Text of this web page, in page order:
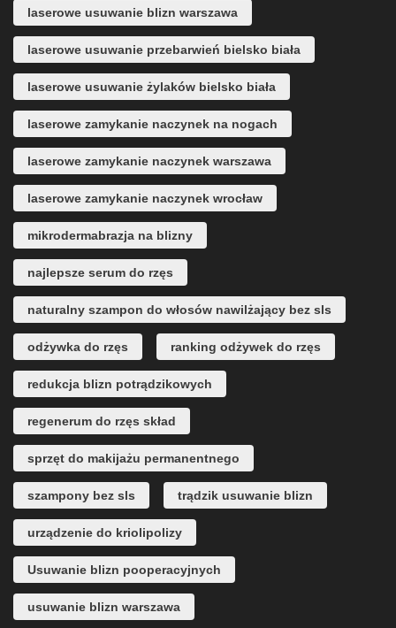
laserowe usuwanie blizn warszawa
laserowe usuwanie przebarwień bielsko biała
laserowe usuwanie żylaków bielsko biała
laserowe zamykanie naczynek na nogach
laserowe zamykanie naczynek warszawa
laserowe zamykanie naczynek wrocław
mikrodermabrazja na blizny
najlepsze serum do rzęs
naturalny szampon do włosów nawilżający bez sls
odżywka do rzęs ranking odżywek do rzęs
redukcja blizn potrądzikowych
regenerum do rzęs skład
sprzęt do makijażu permanentnego
szampony bez sls trądzik usuwanie blizn
urządzenie do kriolipolizy
Usuwanie blizn pooperacyjnych
usuwanie blizn warszawa